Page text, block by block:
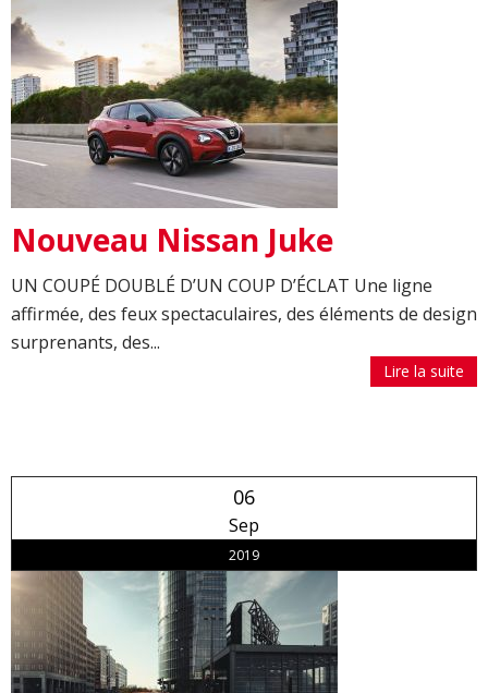
Nouveau Nissan Juke
UN COUPÉ DOUBLÉ D’UN COUP D’ÉCLAT Une ligne
affirmée, des feux spectaculaires, des éléments de design
surprenants, des...
Lire la suite
06
Sep
2019